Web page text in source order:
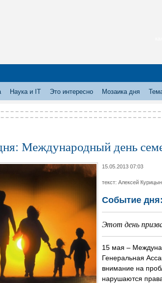
Наука и IT Это интересно Мозаика дня
Международный день
15.05.2013 07:03
текст: Алексей
Событие
Этот день
15 мая –
Генеральная
внимание на
нарушаются